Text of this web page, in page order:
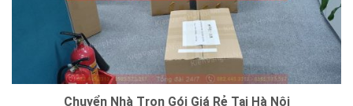
Chuyển Nhà Trọn Gói Giá Rẻ Tại Hà Nội